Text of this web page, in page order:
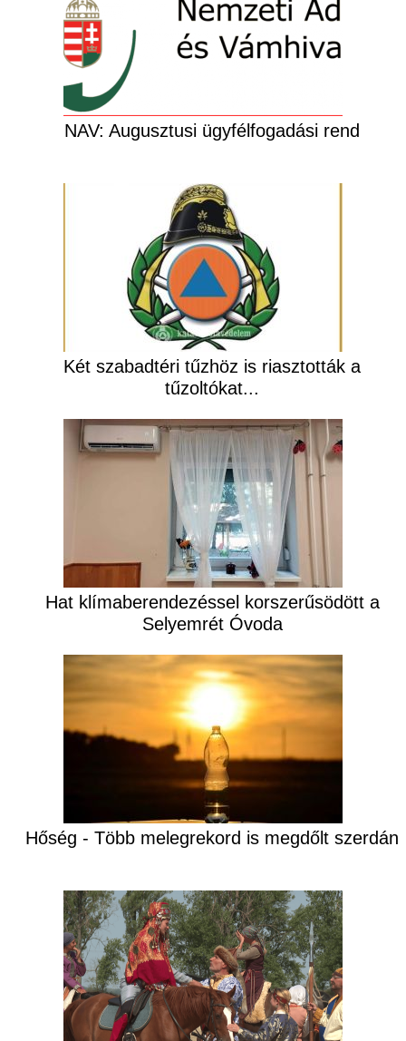
NAV: Augusztusi ügyfélfogadási rend
Két szabadtéri tűzhöz is riasztották a
tűzoltókat...
Hat klímaberendezéssel korszerűsödött a
Selyemrét Óvoda
Hőség - Több melegrekord is megdőlt szerdán